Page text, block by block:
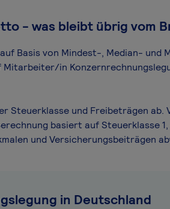
- was bleibt übrig vom
Basis von Mindest-, Median- und
Mitarbeiter/in
Steuerklasse und Freibeträgen ab.
basiert auf Steuerklasse
und Versicherungsbeiträgen
in Deutschland